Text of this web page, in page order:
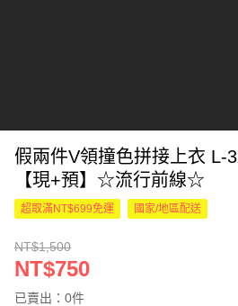
假兩件V領撞色拼接上衣 L-
【現+預】☆流行前線☆
超取滿NT$699免運 國家/地區配送
NT$1,500
NT$750
已賣出：0件